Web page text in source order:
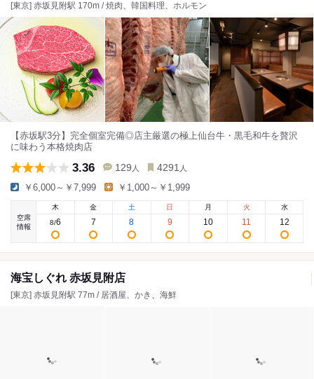
[東京] 赤坂見附駅 170m / 焼肉、韓国料理、ホルモン
【赤坂駅3分】完全個室完備◎店主厳選の極上仙台牛・黒毛和牛を贅沢
に味わう本格焼肉店
3.36 129 人 4291 人
￥6,000～￥7,999 ￥1,000～￥1,999
空席
情報
木
8/6
金
7
土
8
日
9
月
10
火
11
水
12
海宝しぐれ 赤坂見附店
[東京] 赤坂見附駅 77m / 居酒屋、かき、海鮮